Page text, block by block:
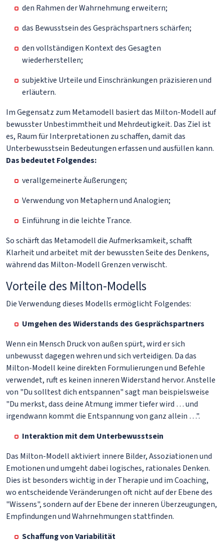
den Rahmen der Wahrnehmung erweitern;
das Bewusstsein des Gesprächspartners schärfen;
den vollständigen Kontext des Gesagten
wiederherstellen;
subjektive Urteile und Einschränkungen präzisieren und
erläutern.
Im Gegensatz zum Metamodell basiert das Milton-Modell auf
bewusster Unbestimmtheit und Mehrdeutigkeit. Das Ziel ist
es, Raum für Interpretationen zu schaffen, damit das
Unterbewusstsein Bedeutungen erfassen und ausfüllen kann.
Das bedeutet Folgendes:
verallgemeinerte Äußerungen;
Verwendung von Metaphern und Analogien;
Einführung in die leichte Trance.
So schärft das Metamodell die Aufmerksamkeit, schafft
Klarheit und arbeitet mit der bewussten Seite des Denkens,
während das Milton-Modell Grenzen verwischt.
Vorteile des Milton-Modells
Die Verwendung dieses Modells ermöglicht Folgendes:
Umgehen des Widerstands des Gesprächspartners
Wenn ein Mensch Druck von außen spürt, wird er sich
unbewusst dagegen wehren und sich verteidigen. Da das
Milton-Modell keine direkten Formulierungen und Befehle
verwendet, ruft es keinen inneren Widerstand hervor. Anstelle
von "Du solltest dich entspannen" sagt man beispielsweise
"Du merkst, dass deine Atmung immer tiefer wird … und
irgendwann kommt die Entspannung von ganz allein …".
Interaktion mit dem Unterbewusstsein
Das Milton-Modell aktiviert innere Bilder, Assoziationen und
Emotionen und umgeht dabei logisches, rationales Denken.
Dies ist besonders wichtig in der Therapie und im Coaching,
wo entscheidende Veränderungen oft nicht auf der Ebene des
"Wissens", sondern auf der Ebene der inneren Überzeugungen,
Empfindungen und Wahrnehmungen stattfinden.
Schaffung von Variabilität